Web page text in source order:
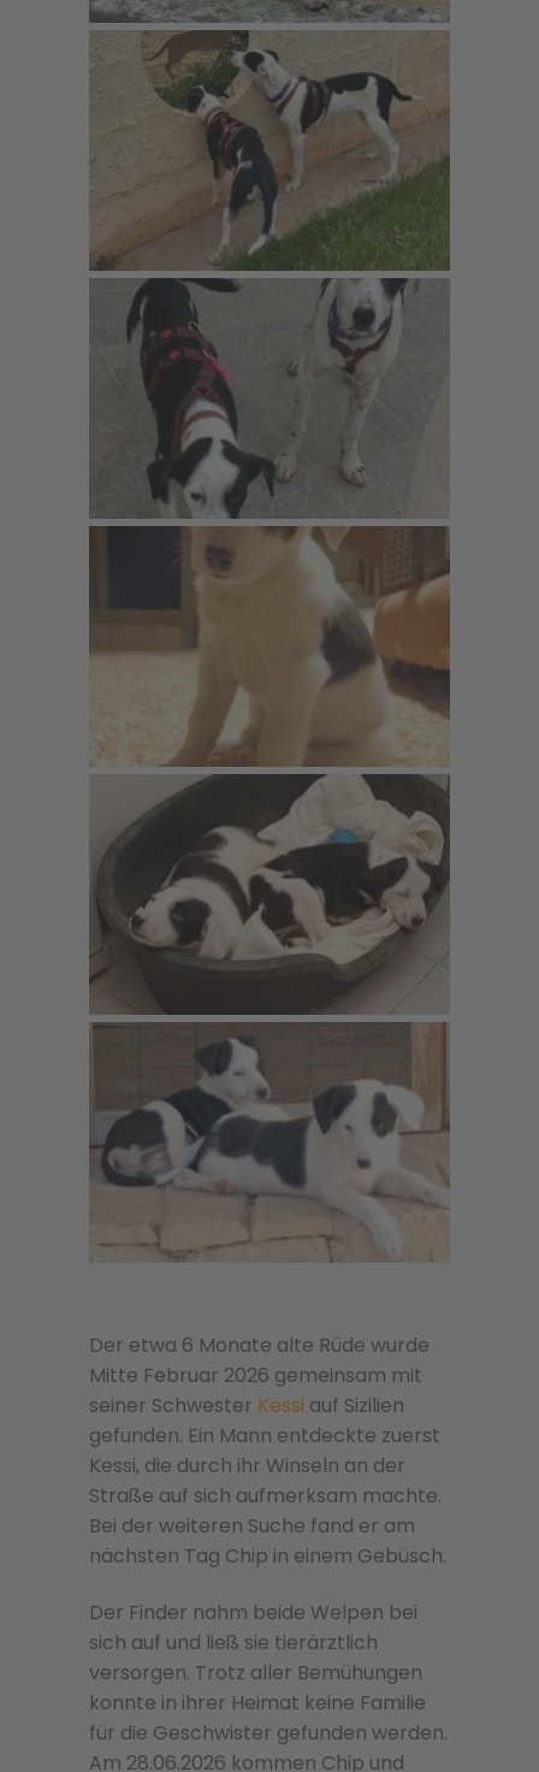
Der etwa 6 Monate alte Rüde wurde
Mitte Februar 2026 gemeinsam mit
seiner Schwester Kessi auf Sizilien
gefunden. Ein Mann entdeckte zuerst
Kessi, die durch ihr Winseln an der
Straße auf sich aufmerksam machte.
Bei der weiteren Suche fand er am
nächsten Tag Chip in einem Gebüsch.
Der Finder nahm beide Welpen bei
sich auf und ließ sie tierärztlich
versorgen. Trotz aller Bemühungen
konnte in ihrer Heimat keine Familie
für die Geschwister gefunden werden.
Am 28.06.2026 kommen Chip und